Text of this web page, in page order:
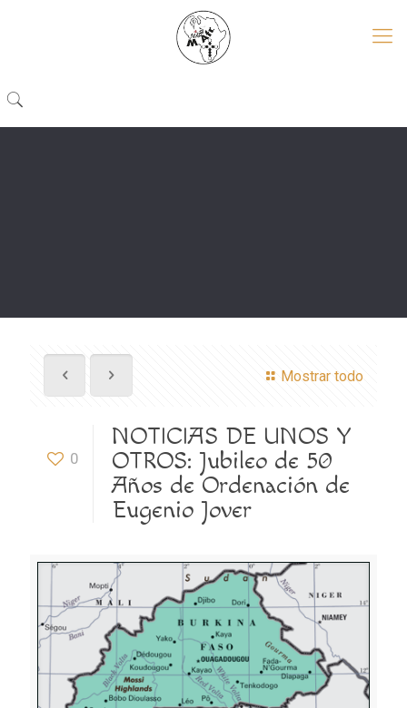
Mostrar todo
0
NOTICIAS DE UNOS Y
OTROS: Jubileo de 50
Años de Ordenación de
Eugenio Jover